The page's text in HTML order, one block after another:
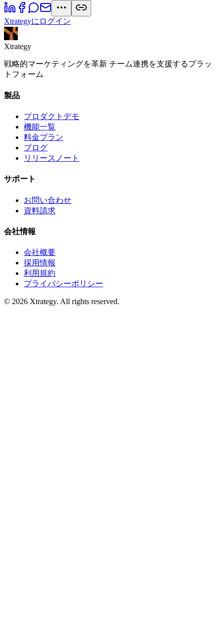
Xtrategyにログイン
Xtrategy
戦略的マーケティングを革新 チーム連携を支援するプラッ
トフォーム
製品
プロダクトデモ
機能一覧
料金プラン
ブログ
リリースノート
サポート
お問い合わせ
資料請求
会社情報
会社概要
採用情報
利用規約
プライバシーポリシー
© 2026 Xtrategy. All rights reserved.